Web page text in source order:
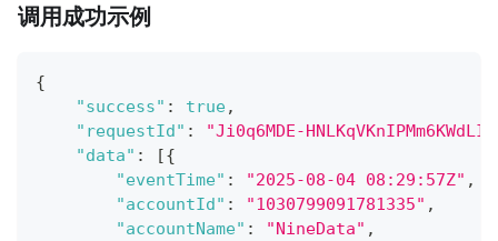
调用成功示例
{
"success" : true,
"requestId" :
"Ji0q6MDE-
"data" : [{
"eventTime" : "2025-08-04 08:29:57Z" ,
"accountId" : "1030799091781335" ,
"accountName" : "NineData" ,